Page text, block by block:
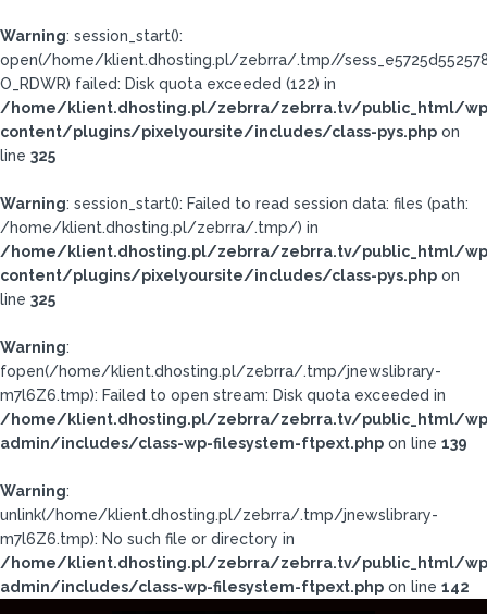
Warning: session_start():
open(/home/klient.dhosting.pl/zebrra/.tmp//
O_RDWR) failed: Disk quota exceeded (122) in
/home/klient.dhosting.pl/zebrra/zebrra.tv/public_html/
content/plugins/pixelyoursite/includes/class-pys.php on
line 325
Warning: session_start(): Failed to read session data: files (path:
/home/klient.dhosting.pl/zebrra/.tmp/) in
/home/klient.dhosting.pl/zebrra/zebrra.tv/public_html/
content/plugins/pixelyoursite/includes/class-pys.php on
line 325
Warning:
fopen(/home/klient.dhosting.pl/zebrra/.tmp/jnewslibrary-
m7l6Z6.tmp): Failed to open stream: Disk quota exceeded in
/home/klient.dhosting.pl/zebrra/zebrra.tv/public_html/
admin/includes/class-wp-filesystem-ftpext.php on line 139
Warning:
unlink(/home/klient.dhosting.pl/zebrra/.tmp/jnewslibrary-
m7l6Z6.tmp): No such file or directory in
/home/klient.dhosting.pl/zebrra/zebrra.tv/public_html/
admin/includes/class-wp-filesystem-ftpext.php on line 142